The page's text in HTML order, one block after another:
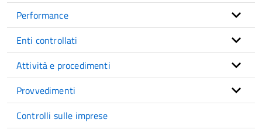
Performance
Enti controllati
Attività e procedimenti
Provvedimenti
Controlli sulle imprese